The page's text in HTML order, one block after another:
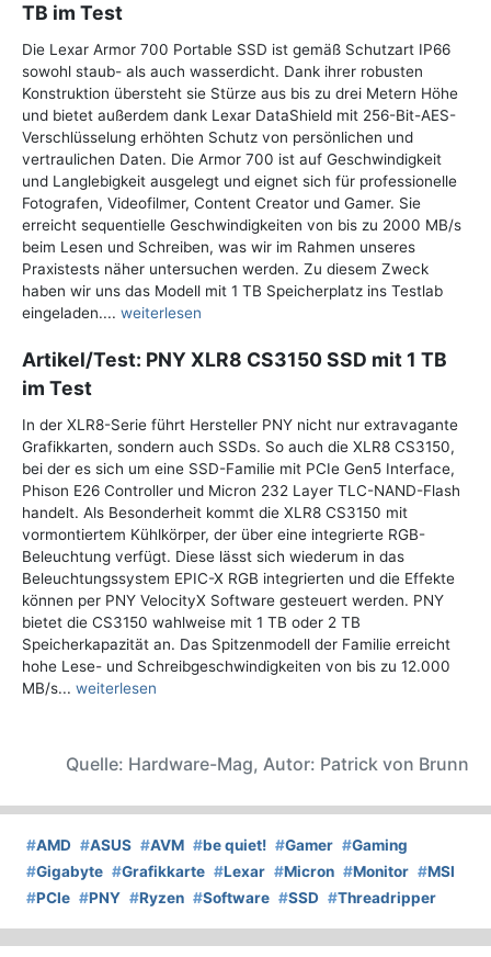
TB im Test
Die Lexar Armor 700 Portable SSD ist gemäß Schutzart IP66
sowohl staub- als auch wasserdicht. Dank ihrer robusten
Konstruktion übersteht sie Stürze aus bis zu drei Metern Höhe
und bietet außerdem dank Lexar DataShield mit 256-Bit-AES-
Verschlüsselung erhöhten Schutz von persönlichen und
vertraulichen Daten. Die Armor 700 ist auf Geschwindigkeit
und Langlebigkeit ausgelegt und eignet sich für professionelle
Fotografen, Videofilmer, Content Creator und Gamer. Sie
erreicht sequentielle Geschwindigkeiten von bis zu 2000 MB/s
beim Lesen und Schreiben, was wir im Rahmen unseres
Praxistests näher untersuchen werden. Zu diesem Zweck
haben wir uns das Modell mit 1 TB Speicherplatz ins Testlab
eingeladen.... weiterlesen
Artikel/Test: PNY XLR8 CS3150 SSD mit 1 TB
im Test
In der XLR8-Serie führt Hersteller PNY nicht nur extravagante
Grafikkarten, sondern auch SSDs. So auch die XLR8 CS3150,
bei der es sich um eine SSD-Familie mit PCIe Gen5 Interface,
Phison E26 Controller und Micron 232 Layer TLC-NAND-Flash
handelt. Als Besonderheit kommt die XLR8 CS3150 mit
vormontiertem Kühlkörper, der über eine integrierte RGB-
Beleuchtung verfügt. Diese lässt sich wiederum in das
Beleuchtungssystem EPIC-X RGB integrierten und die Effekte
können per PNY VelocityX Software gesteuert werden. PNY
bietet die CS3150 wahlweise mit 1 TB oder 2 TB
Speicherkapazität an. Das Spitzenmodell der Familie erreicht
hohe Lese- und Schreibgeschwindigkeiten von bis zu 12.000
MB/s... weiterlesen
Quelle: Hardware-Mag, Autor: Patrick von Brunn
#AMD #ASUS #AVM #be quiet! #Gamer #Gaming
#Gigabyte #Grafikkarte #Lexar #Micron #Monitor #MSI
#PCIe #PNY #Ryzen #Software #SSD #Threadripper